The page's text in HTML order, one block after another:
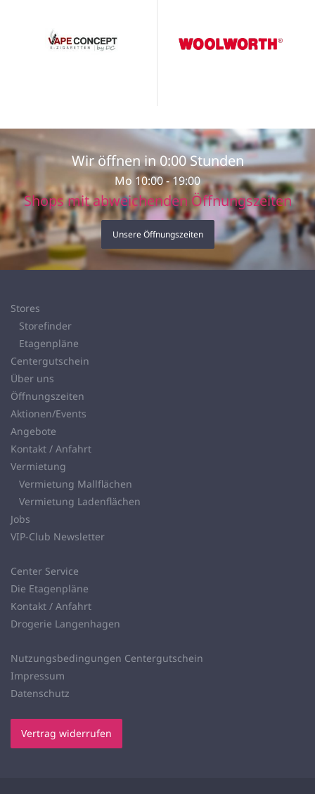
Wir öffnen in0:00 Stunden
Mo 10:00 - 19:00
Shops mit abweichenden Öffnungszeiten
Unsere Öffnungszeiten
Stores
Storefinder
Etagenpläne
Centergutschein
Über uns
Öffnungszeiten
Aktionen/Events
Angebote
Kontakt / Anfahrt
Vermietung
Vermietung Mallflächen
Vermietung Ladenflächen
Jobs
VIP-Club Newsletter
Center Service
Die Etagenpläne
Kontakt / Anfahrt
Drogerie Langenhagen
Nutzungsbedingungen Centergutschein
Impressum
Datenschutz
Vertrag widerrufen